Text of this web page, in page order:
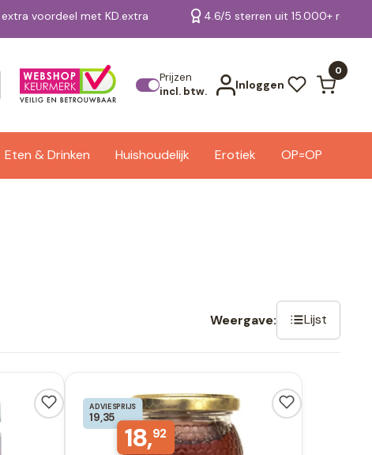
voordeel met KD.extra 4.6/5 sterren uit 15.000+
Prijzen
incl. btw.
Inloggen
0
Eten & Drinken Huishoudelijk Erotiek OP=OP
Bekijk alle resultaten
Weergave: Lijst
ADVIESPRIJS
19,35
18,92